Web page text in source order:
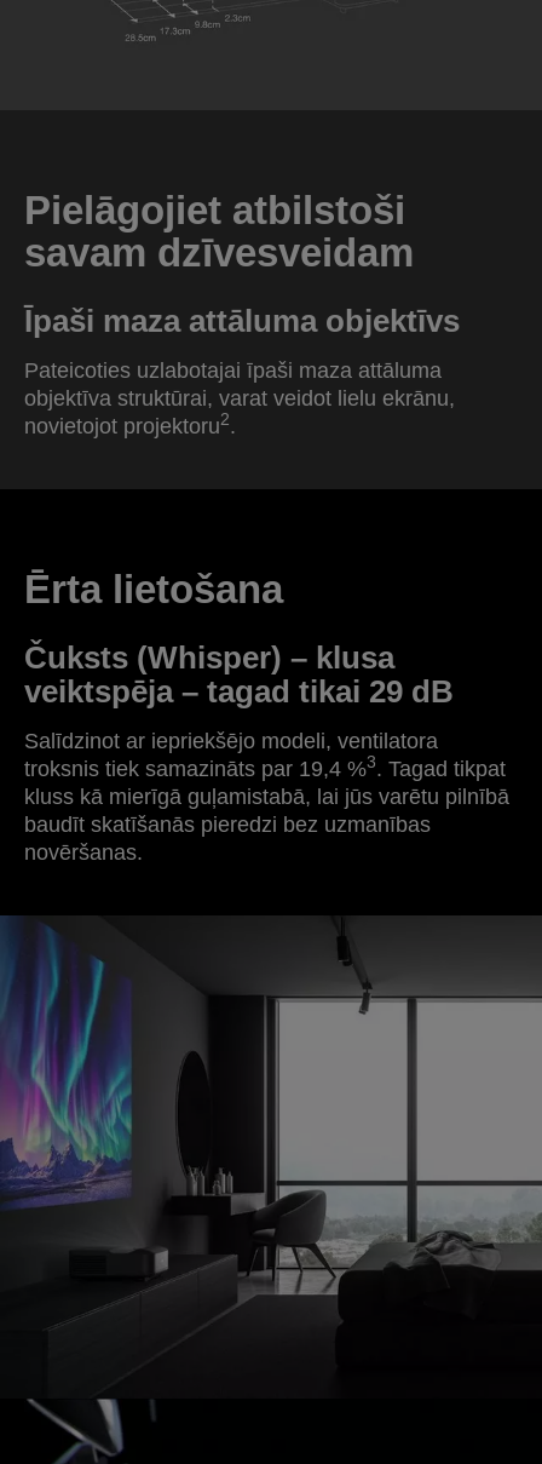
Pielāgojiet atbilstoši
savam dzīvesveidam
Īpaši maza attāluma objektīvs
Pateicoties uzlabotajai īpaši maza attāluma
objektīva struktūrai, varat veidot lielu ekrānu,
novietojot projektoru2.
Ērta lietošana
Čuksts (Whisper) – klusa
veiktspēja – tagad tikai 29 dB
Salīdzinot ar iepriekšējo modeli, ventilatora
troksnis tiek samazināts par 19,4 %3. Tagad tikpat
kluss kā mierīgā guļamistabā, lai jūs varētu pilnībā
baudīt skatīšanās pieredzi bez uzmanības
novēršanas.